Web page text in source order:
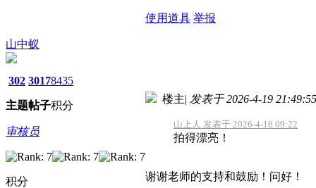
使用道具 举报
山中蚁
302
主题
3017
帖子
8435
积分
审核员
积分
楼主| 发表于 2026-4-19 21:49:55
山上人 发表于 2026-4-16 09:22
拍得漂亮！
谢谢老师的支持和鼓励！问好！